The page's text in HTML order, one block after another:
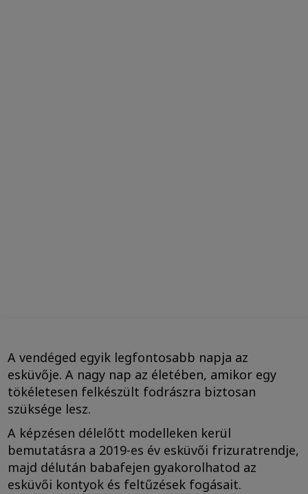
A vendéged egyik legfontosabb napja az
esküvője. A nagy nap az életében, amikor egy
tökéletesen felkészült fodrászra biztosan
szüksége lesz.
A képzésen délelőtt modelleken kerül
bemutatásra a 2019-es év esküvői frizuratrendje,
majd délután babafejen gyakorolhatod az
esküvői kontyok és feltűzések fogásait.